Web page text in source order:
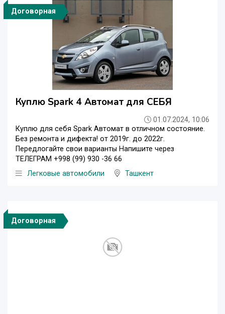
Договорная
Куплю Spark 4 Автомат для СЕБЯ
01.07.2024, 10:06
Куплю для себя Spark Автомат в отличном состояние.
Без ремонта и дифекта! от 2019г. до 2022г.
Передлогайте свои варианты Напишите через
ТЕЛЕГРАМ +998 (99) 930 -36 66
Легковые автомобили
Ташкент
Договорная